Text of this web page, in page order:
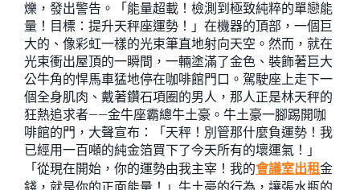
爍，發出警告。「能量超載！檢測到極致純粹的單戀能
量！目標：提升天秤座運勢！」在機器的頂部，一個巨
大的、像彩虹一樣的光束筆直地射向天空。然而，就在
光束衝出屋頂的一瞬間，一輛塗滿了金色、裝飾著巨大
公牛角的悍馬車猛地停在咖啡館門口。駕駛座上走下一
個全身肌肉、戴著鑽石項圈的男人，那人正是林天秤的
狂熱追求者——金牛座霸總牛土豪。牛土豪一腳踢開咖
啡館的門，大聲宣布：「天秤！別管那什麼負運勢！我
已經用一百噸的純金箔買下了今天所有的壞運氣！」
「從現在開始，你的運勢由我主宰！我的會議室出租金